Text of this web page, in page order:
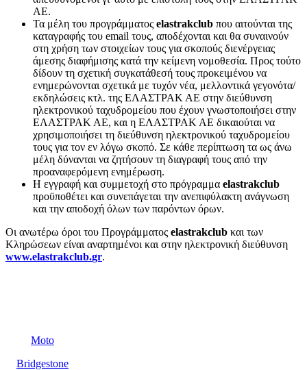
ΑΕ.
Τα μέλη του προγράμματος elastrakclub που αιτούνται της
καταγραφής του email τους, αποδέχονται και θα συναινούν
στη χρήση των στοιχείων τους για σκοπούς διενέργειας
άμεσης διαφήμισης κατά την κείμενη νομοθεσία. Προς τούτο
δίδουν τη σχετική συγκατάθεσή τους προκειμένου να
ενημερώνονται σχετικά με τυχόν νέα, μελλοντικά γεγονότα/
εκδηλώσεις κτλ. της ΕΛΑΣΤΡΑΚ ΑΕ στην διεύθυνση
ηλεκτρονικού ταχυδρομείου που έχουν γνωστοποιήσει στην
ΕΛΑΣΤΡΑΚ ΑΕ, και η ΕΛΑΣΤΡΑΚ ΑΕ δικαιούται να
χρησιμοποιήσει τη διεύθυνση ηλεκτρονικού ταχυδρομείου
τους για τον εν λόγω σκοπό. Σε κάθε περίπτωση τα ως άνω
μέλη δύνανται να ζητήσουν τη διαγραφή τους από την
προαναφερόμενη ενημέρωση.
Η εγγραφή και συμμετοχή στο πρόγραμμα elastrakclub
προϋποθέτει και συνεπάγεται την ανεπιφύλακτη ανάγνωση
και την αποδοχή όλων των παρόντων όρων.
Οι ανωτέρω όροι του Προγράμματος elastrakclub και των
Κληρώσεων είναι αναρτημένοι και στην ηλεκτρονική διεύθυνση
www.elastrakclub.gr.
Moto
Bridgestone